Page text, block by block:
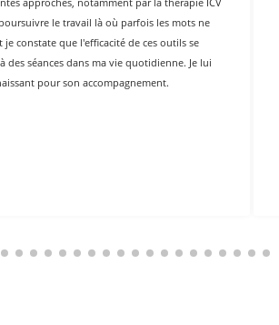
le travail là où parfois les mots ne
je constate que l'efficacité de ces outils se
des séances dans ma vie quotidienne. Je lui
pour son accompagnement.